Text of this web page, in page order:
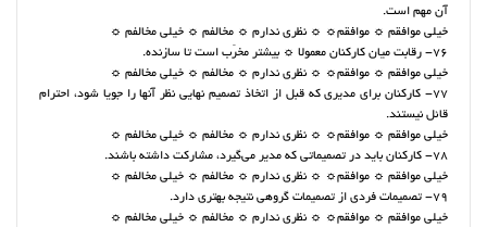
آن مهم است.
خیلی موافقم ☼ موافقم☼ ☼ نظری ندارم ☼ مخالفم ☼ خیلی مخالفم ☼
76- رقابت میان کارکنان معمولا ☼ بیشتر مخرّب است تا سازنده.
خیلی موافقم ☼ موافقم☼ ☼ نظری ندارم ☼ مخالفم ☼ خیلی مخالفم ☼
77- کارکنان برای مدیری که قبل از اتخاذ تصمیم نهایی نظر آنها را جویا شود، احترام
قائل نیستند.
خیلی موافقم ☼ موافقم☼ ☼ نظری ندارم ☼ مخالفم ☼ خیلی مخالفم ☼
78- کارکنان باید در ‌تصمیماتی که مدیر می‌گیرد، مشارکت ‌داشته باشند.
خیلی موافقم ☼ موافقم☼ ☼ نظری ندارم ☼ مخالفم ☼ خیلی مخالفم ☼
79- تصمیمات فردی از تصمیمات گروهی نتیجه بهتری دارد.
خیلی موافقم ☼ موافقم☼ ☼ نظری ندارم ☼ مخالفم ☼ خیلی مخالفم ☼